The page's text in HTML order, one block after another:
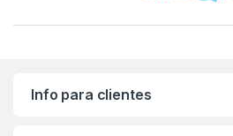
Info para clientes